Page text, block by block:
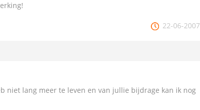
22-06-2007
niet lang meer te leven en van jullie bijdrage kan ik nog